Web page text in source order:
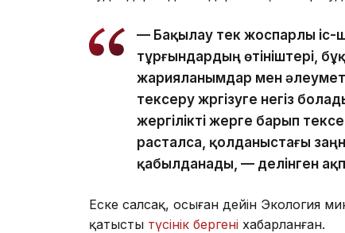
— Бақылау тек жоспарлы
тұрғындардың өтініштері,
жарияланымдар мен
тексеру жүргізуге негіз
жергілікті жерге барып
расталса, қолданыстағы
қабылданады, — делінген
Еске салсақ, осыған дейін Экология
қатысты түсінік бергені хабарланған.